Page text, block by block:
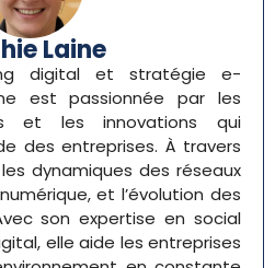
Laine
digital et stratégie e-
est passionnée par les
et les innovations qui
des entreprises. À travers
dynamiques des réseaux
et l’évolution des
son expertise en social
elle aide les entreprises